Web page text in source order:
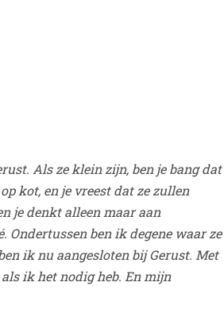
Als ze klein zijn, ben je bang dat
kot, en je vreest dat ze zullen
je denkt alleen maar aan
Ondertussen ben ik degene waar ze
ik nu aangesloten bij Gerust. Met
ik het nodig heb. En mijn